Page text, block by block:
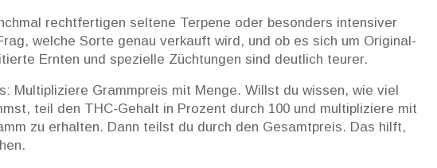
rechtfertigen seltene Terpene oder besonders intensiver
welche Sorte genau verkauft wird, und ob es sich um Original-
Ernten und spezielle Züchtungen sind deutlich teurer.
Multipliziere Grammpreis mit Menge. Willst du wissen, wie viel
teil den THC-Gehalt in Prozent durch 100 und multipliziere mit
zu erhalten. Dann teilst du durch den Gesamtpreis. Das hilft,